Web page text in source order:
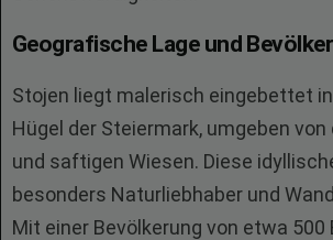
Geografische Lage und
Stojen liegt malerisch eingebettet
Hügel der Steiermark, umgeben
und saftigen Wiesen. Diese
besonders Naturliebhaber und
Mit einer Bevölkerung von etwa 500